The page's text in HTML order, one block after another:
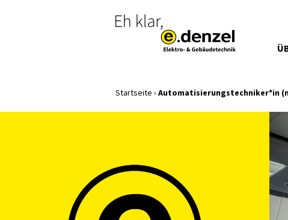
Startseite › Automatisierungstechniker*in